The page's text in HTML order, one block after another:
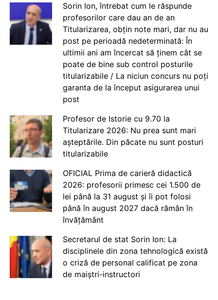
Sorin Ion, întrebat cum le răspunde
profesorilor care dau an de an
Titularizarea, obțin note mari, dar nu au
post pe perioadă nedeterminată: În
ultimii ani am încercat să ținem cât se
poate de bine sub control posturile
titularizabile / La niciun concurs nu poți
garanta de la început asigurarea unui
post
Profesor de Istorie cu 9.70 la
Titularizare 2026: Nu prea sunt mari
așteptările. Din păcate nu sunt posturi
titularizabile
OFICIAL Prima de carieră didactică
2026: profesorii primesc cei 1.500 de
lei până la 31 august și îi pot folosi
până în august 2027 dacă rămân în
învățământ
Secretarul de stat Sorin Ion: La
disciplinele din zona tehnologică există
o criză de personal calificat pe zona
de maiștri-instructori